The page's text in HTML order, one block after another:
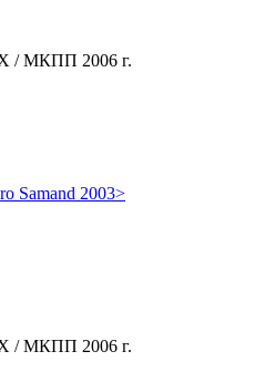
/ МКПП 2006 г.
Samand 2003>
/ МКПП 2006 г.